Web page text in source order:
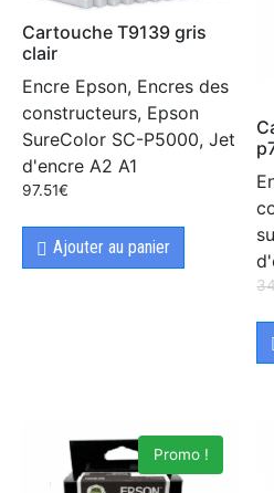
Cartouche T9139 gris
clair
Encre Epson, Encres des
constructeurs, Epson
SureColor SC-P5000, Jet
d'encre A2 A1
97.51€
Ajouter au panier
Promo !